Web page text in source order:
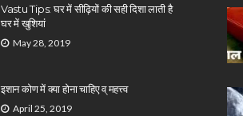
Vastu Tips: घर में सीढ़ियों की सही दिशा लाती है
घर में खुशियां
May 28, 2019
इशान कोण में क्या होना चाहिए व् महत्त्व
April 25, 2019